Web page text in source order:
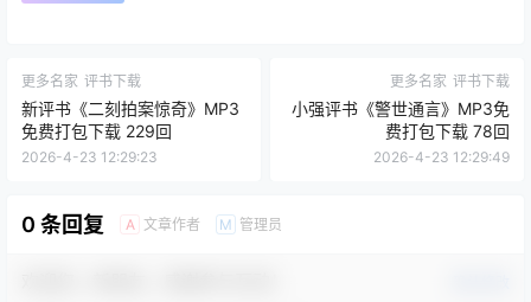
更多名家 评书下载
新评书《二刻拍案惊奇》MP3
免费打包下载 229回
2026-4-23 12:29:23
更多名家 评书下载
小强评书《警世通言》MP3免
费打包下载 78回
2026-4-23 12:29:49
0 条回复 A 文章作者 M 管理员